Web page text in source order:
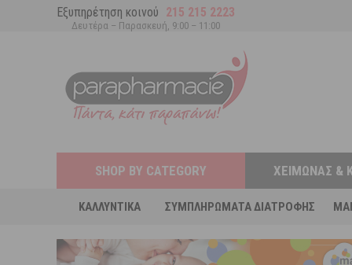
Εξυπηρέτηση κοινού 215 215 2223
Δευτέρα – Παρασκευή, 9:00 – 11:00
SHOP BY CATEGORY
ΚΑΛΛΥΝΤΙΚΆ ΣΥΜΠΛΗΡΏΜΑΤΑ ΔΙΑΤΡΟΦΉΣ
ΧΕΙΜΏΝΑΣ &